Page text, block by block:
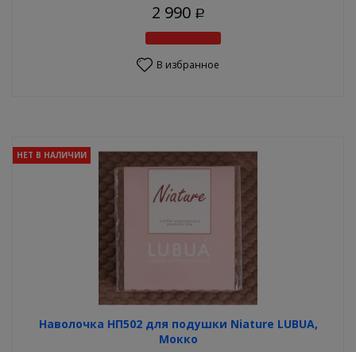
2 990 Р
В избранное
Наволочка НП502 для подушки Niature LUBUA,
Мокко
НЕТ В НАЛИЧИИ